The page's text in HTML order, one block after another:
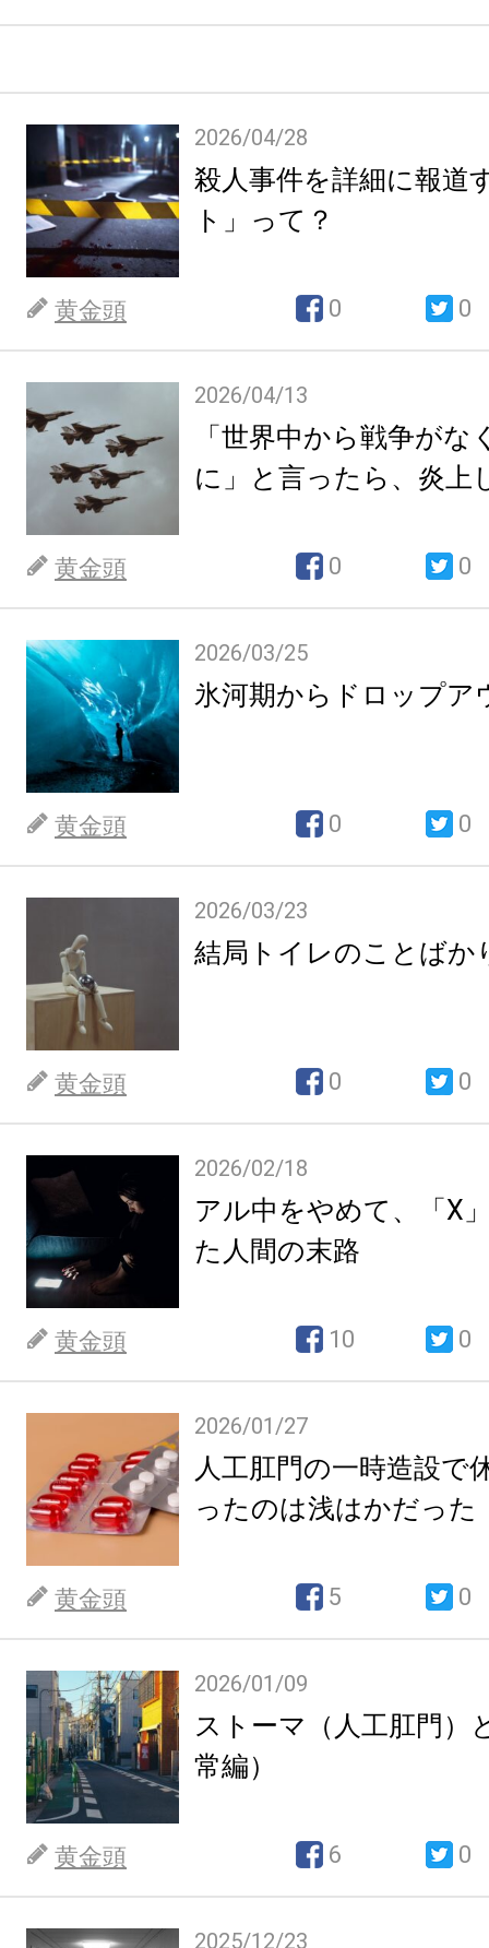
2026/04/28
殺人事件を詳細に報道
ト」って？
黄金頭 0 0
2026/04/13
「世界中から戦争が
に」と言ったら、炎上
黄金頭 0 0
2026/03/25
氷河期からドロップア
黄金頭 0 0
2026/03/23
結局トイレのことばか
黄金頭 0 0
2026/02/18
アル中をやめて、「X
た人間の末路
黄金頭 10 0
2026/01/27
人工肛門の一時造設で
ったのは浅はかだった
黄金頭 5 0
2026/01/09
ストーマ（人工肛門）
常編）
黄金頭 6 0
2025/12/23